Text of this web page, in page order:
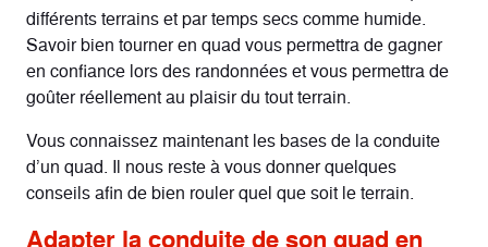
différents terrains et par temps secs comme humide.
Savoir bien tourner en quad vous permettra de gagner
en confiance lors des randonnées et vous permettra de
goûter réellement au plaisir du tout terrain.
Vous connaissez maintenant les bases de la conduite
d’un quad. Il nous reste à vous donner quelques
conseils afin de bien rouler quel que soit le terrain.
Adapter la conduite de son quad en